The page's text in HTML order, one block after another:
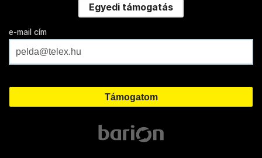
Egyedi támogatás
e-mail cím